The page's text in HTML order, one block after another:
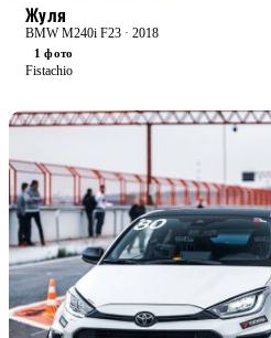
Жуля
BMW M240i F23 · 2018
1 фото
Fistachio